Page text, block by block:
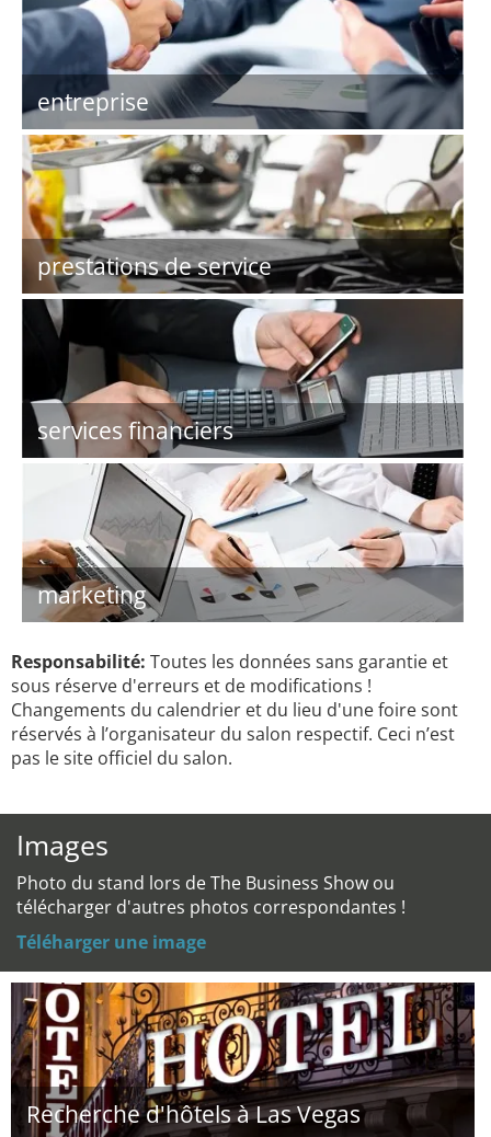
entreprise
prestations de service
services financiers
marketing
Responsabilité: Toutes les données sans garantie et
sous réserve d'erreurs et de modifications !
Changements du calendrier et du lieu d'une foire sont
réservés à l’organisateur du salon respectif. Ceci n’est
pas le site officiel du salon.
Images
Photo du stand lors de The Business Show ou
télécharger d'autres photos correspondantes !
Téléharger une image
Recherche d'hôtels à Las Vegas